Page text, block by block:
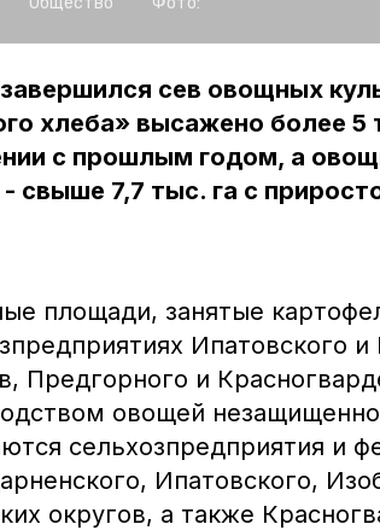
сев овощных
хлеба» высажено более 5
с прошлым годом, а
- свыше 7,7 тыс. га с
площади, занятые
Ипатовского
Предгорного и
овощей
сельхозпредприятия и
Ипатовского,
округов, а также